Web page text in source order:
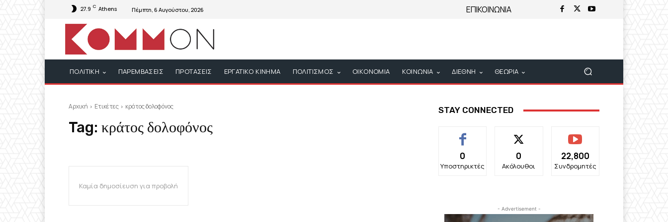
27.9 C Athens Πέμπτη, 6 Αυγούστου, 2026 ΕΠΙΚΟΙΝΩΝΙΑ
ΠΟΛΙΤΙΚΗ ΠΑΡΕΜΒΑΣΕΙΣ ΠΡΟΤΑΣΕΙΣ ΕΡΓΑΤΙΚΟ ΚΙΝΗΜΑ ΠΟΛΙΤΙΣΜΟΣ ΟΙΚΟΝΟΜΙΑ ΚΟΙΝΩΝΙΑ ΔΙΕΘΝΗ ΘΕΩΡΙΑ
Αρχική Ετικέτες κράτος δολοφόνος
Tag: κράτος δολοφόνος
Καμία δημοσίευση για προβολή
STAY CONNECTED
0
Υποστηρικτές
0
Ακόλουθοι
22,800
Συνδρομητές
- Advertisement -